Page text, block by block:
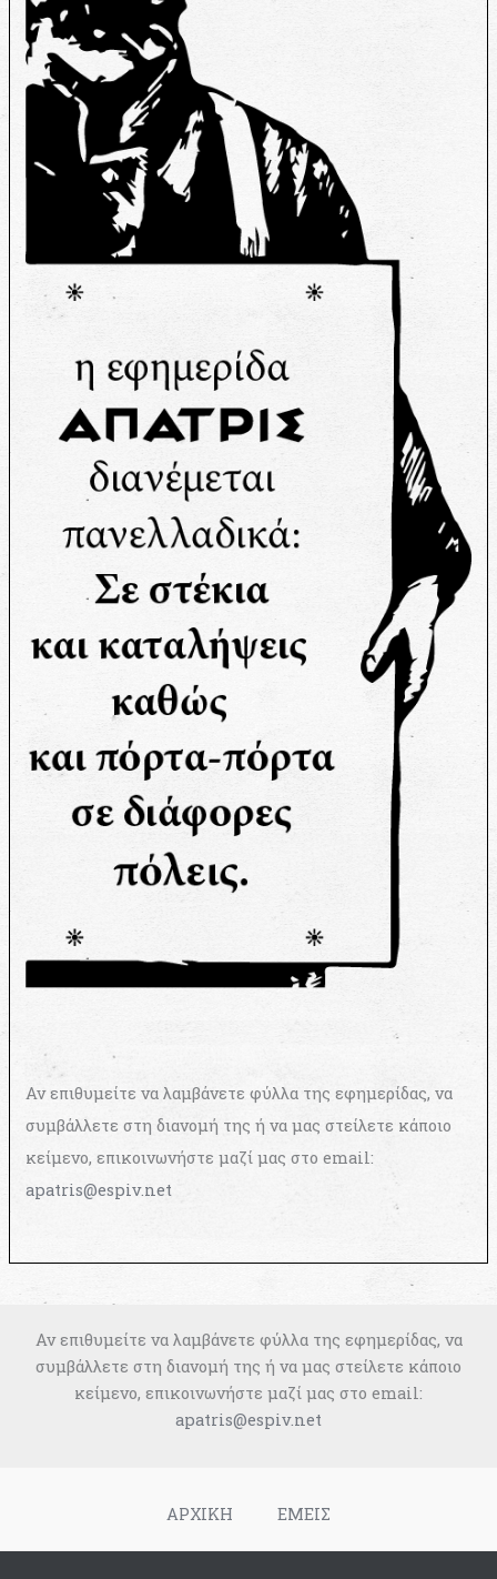
Αν επιθυμείτε να λαμβάνετε φύλλα της εφημερίδας, να
συμβάλλετε στη διανομή της ή να μας στείλετε κάποιο
κείμενο, επικοινωνήστε μαζί μας στο email:
apatris@espiv.net
Αν επιθυμείτε να λαμβάνετε φύλλα της εφημερίδας, να
συμβάλλετε στη διανομή της ή να μας στείλετε κάποιο
κείμενο, επικοινωνήστε μαζί μας στο email:
apatris@espiv.net
ΑΡΧΙΚΗ ΕΜΕΙΣ